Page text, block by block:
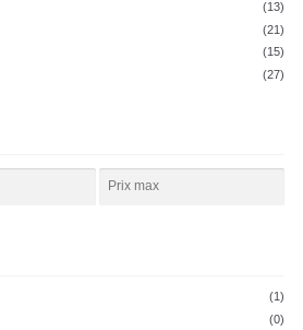
(13)
(21)
(15)
(27)
(1)
(0)